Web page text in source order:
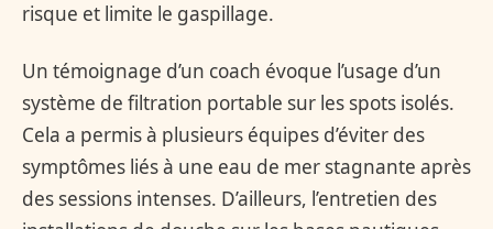
risque et limite le gaspillage.
Un témoignage d’un coach évoque l’usage d’un
système de filtration portable sur les spots isolés.
Cela a permis à plusieurs équipes d’éviter des
symptômes liés à une eau de mer stagnante après
des sessions intenses. D’ailleurs, l’entretien des